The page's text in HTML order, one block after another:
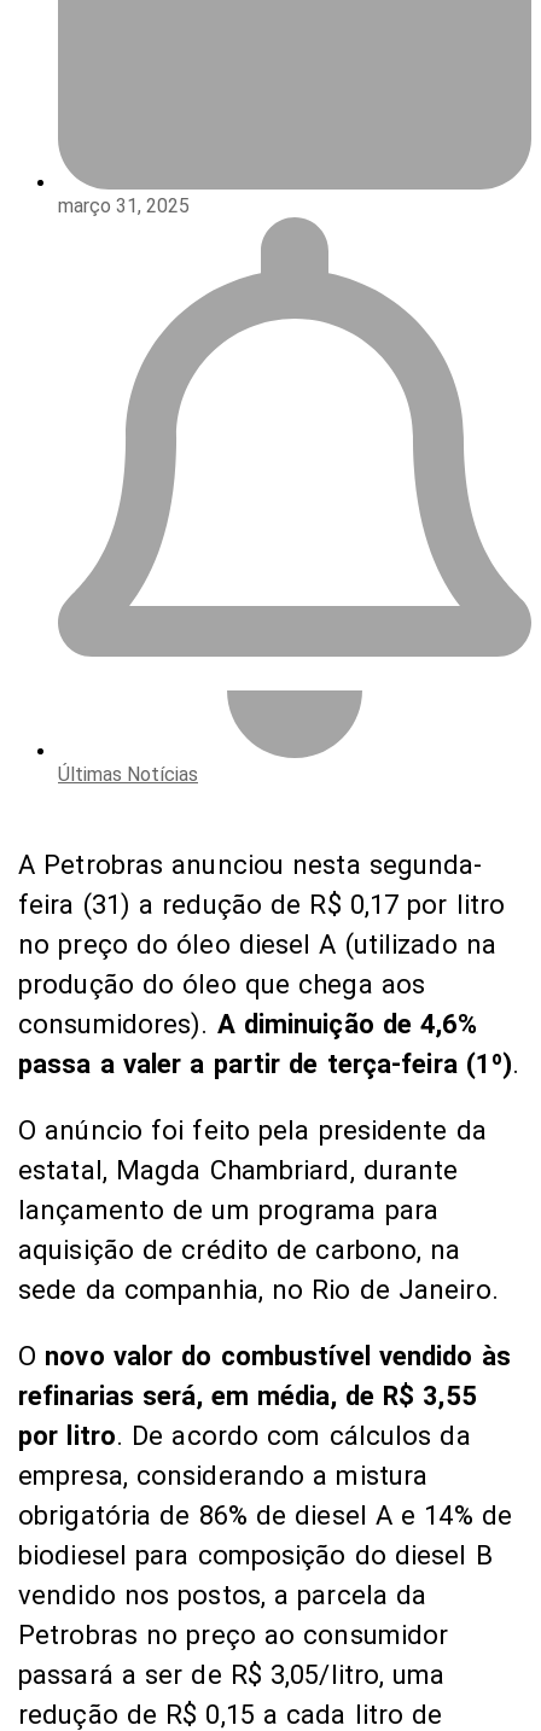
março 31, 2025
Últimas Notícias
A Petrobras anunciou nesta segunda-
feira (31) a redução de R$ 0,17 por litro
no preço do óleo diesel A (utilizado na
produção do óleo que chega aos
consumidores). A diminuição de 4,6%
passa a valer a partir de terça-feira (1º).
O anúncio foi feito pela presidente da
estatal, Magda Chambriard, durante
lançamento de um programa para
aquisição de crédito de carbono, na
sede da companhia, no Rio de Janeiro.
O novo valor do combustível vendido às
refinarias será, em média, de R$ 3,55
por litro. De acordo com cálculos da
empresa, considerando a mistura
obrigatória de 86% de diesel A e 14% de
biodiesel para composição do diesel B
vendido nos postos, a parcela da
Petrobras no preço ao consumidor
passará a ser de R$ 3,05/litro, uma
redução de R$ 0,15 a cada litro de